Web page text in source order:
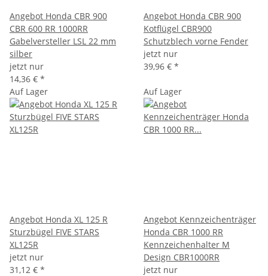
Angebot Honda CBR 900
CBR 600 RR 1000RR
Gabelversteller LSL 22 mm
silber
jetzt nur
14,36 € *
Angebot Honda CBR 900
Kotflügel CBR900
Schutzblech vorne Fender
jetzt nur
39,96 € *
Auf Lager
Angebot Honda XL 125 R
Sturzbügel FIVE STARS
XL125R
jetzt nur
31,12 € *
Auf Lager
Angebot Kennzeichenträger
Honda CBR 1000 RR
Kennzeichenhalter M
Design CBR1000RR
jetzt nur